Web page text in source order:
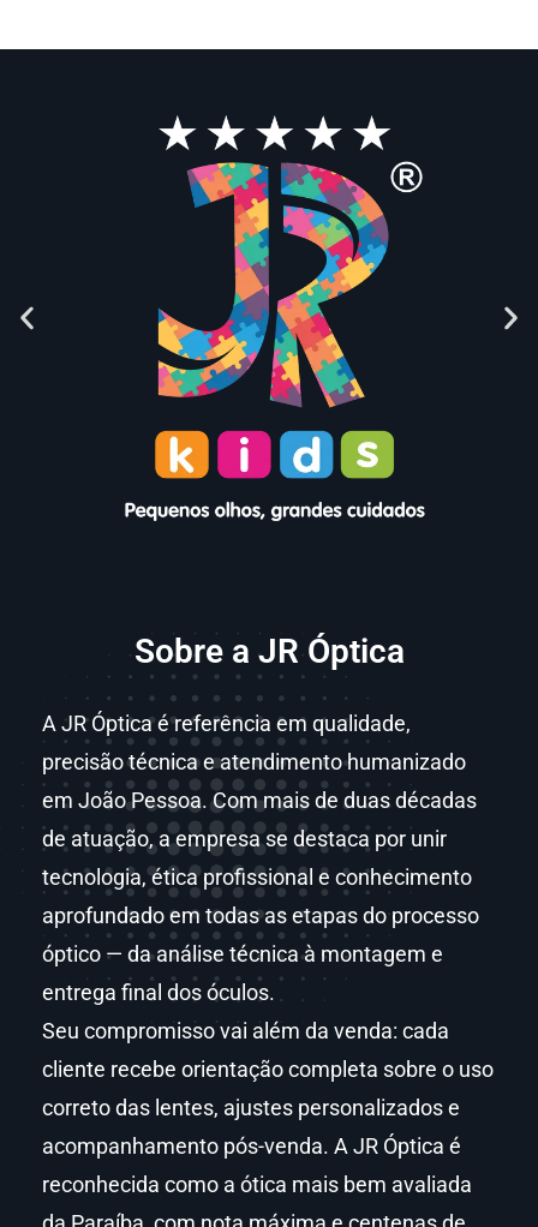
Sobre a JR Óptica
A JR Óptica é referência em qualidade,
precisão técnica e atendimento humanizado
em João Pessoa. Com mais de duas décadas
de atuação, a empresa se destaca por unir
tecnologia, ética profissional e conhecimento
aprofundado em todas as etapas do processo
óptico — da análise técnica à montagem e
entrega final dos óculos.
Seu compromisso vai além da venda: cada
cliente recebe orientação completa sobre o uso
correto das lentes, ajustes personalizados e
acompanhamento pós-venda. A JR Óptica é
reconhecida como a ótica mais bem avaliada